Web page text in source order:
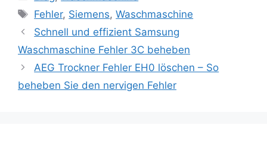
Schlagwörter
Fehler, Siemens,Waschmaschine
Schnell und effizient Samsung
Waschmaschine Fehler 3C beheben
AEG Trockner Fehler EH0 löschen – So
beheben Sie den nervigen Fehler